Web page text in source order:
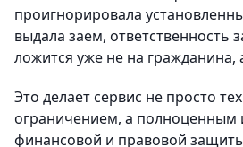
проигнорировала
выдала заем, ответственность
ложится уже не на гражданина,
Это делает сервис не просто
ограничением, а полноценным
финансовой и правовой